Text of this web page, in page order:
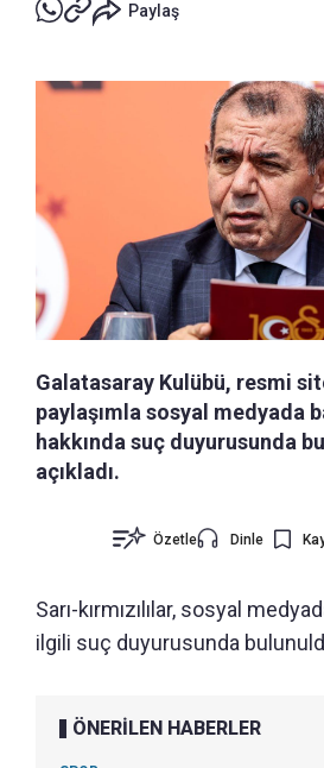
Paylaş
Galatasaray Kulübü, resmi
paylaşımla sosyal medyada
hakkında suç duyurusunda
açıkladı.
Özetle Dinle
Sarı-kırmızılılar, sosyal
ilgili suç duyurusunda
ÖNERİLEN HABERLER